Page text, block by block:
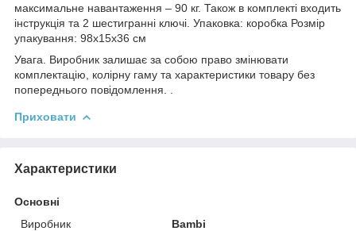
максимальне навантаження – 90 кг. Також в комплекті входить
інструкція та 2 шестигранні ключі. Упаковка: коробка Розмір
упакування: 98х15х36 см
Увага. Виробник залишає за собою право змінювати
комплектацію, колірну гаму та характеристики товару без
попереднього повідомлення. .
Приховати
Характеристики
Основні
Виробник
Bambi